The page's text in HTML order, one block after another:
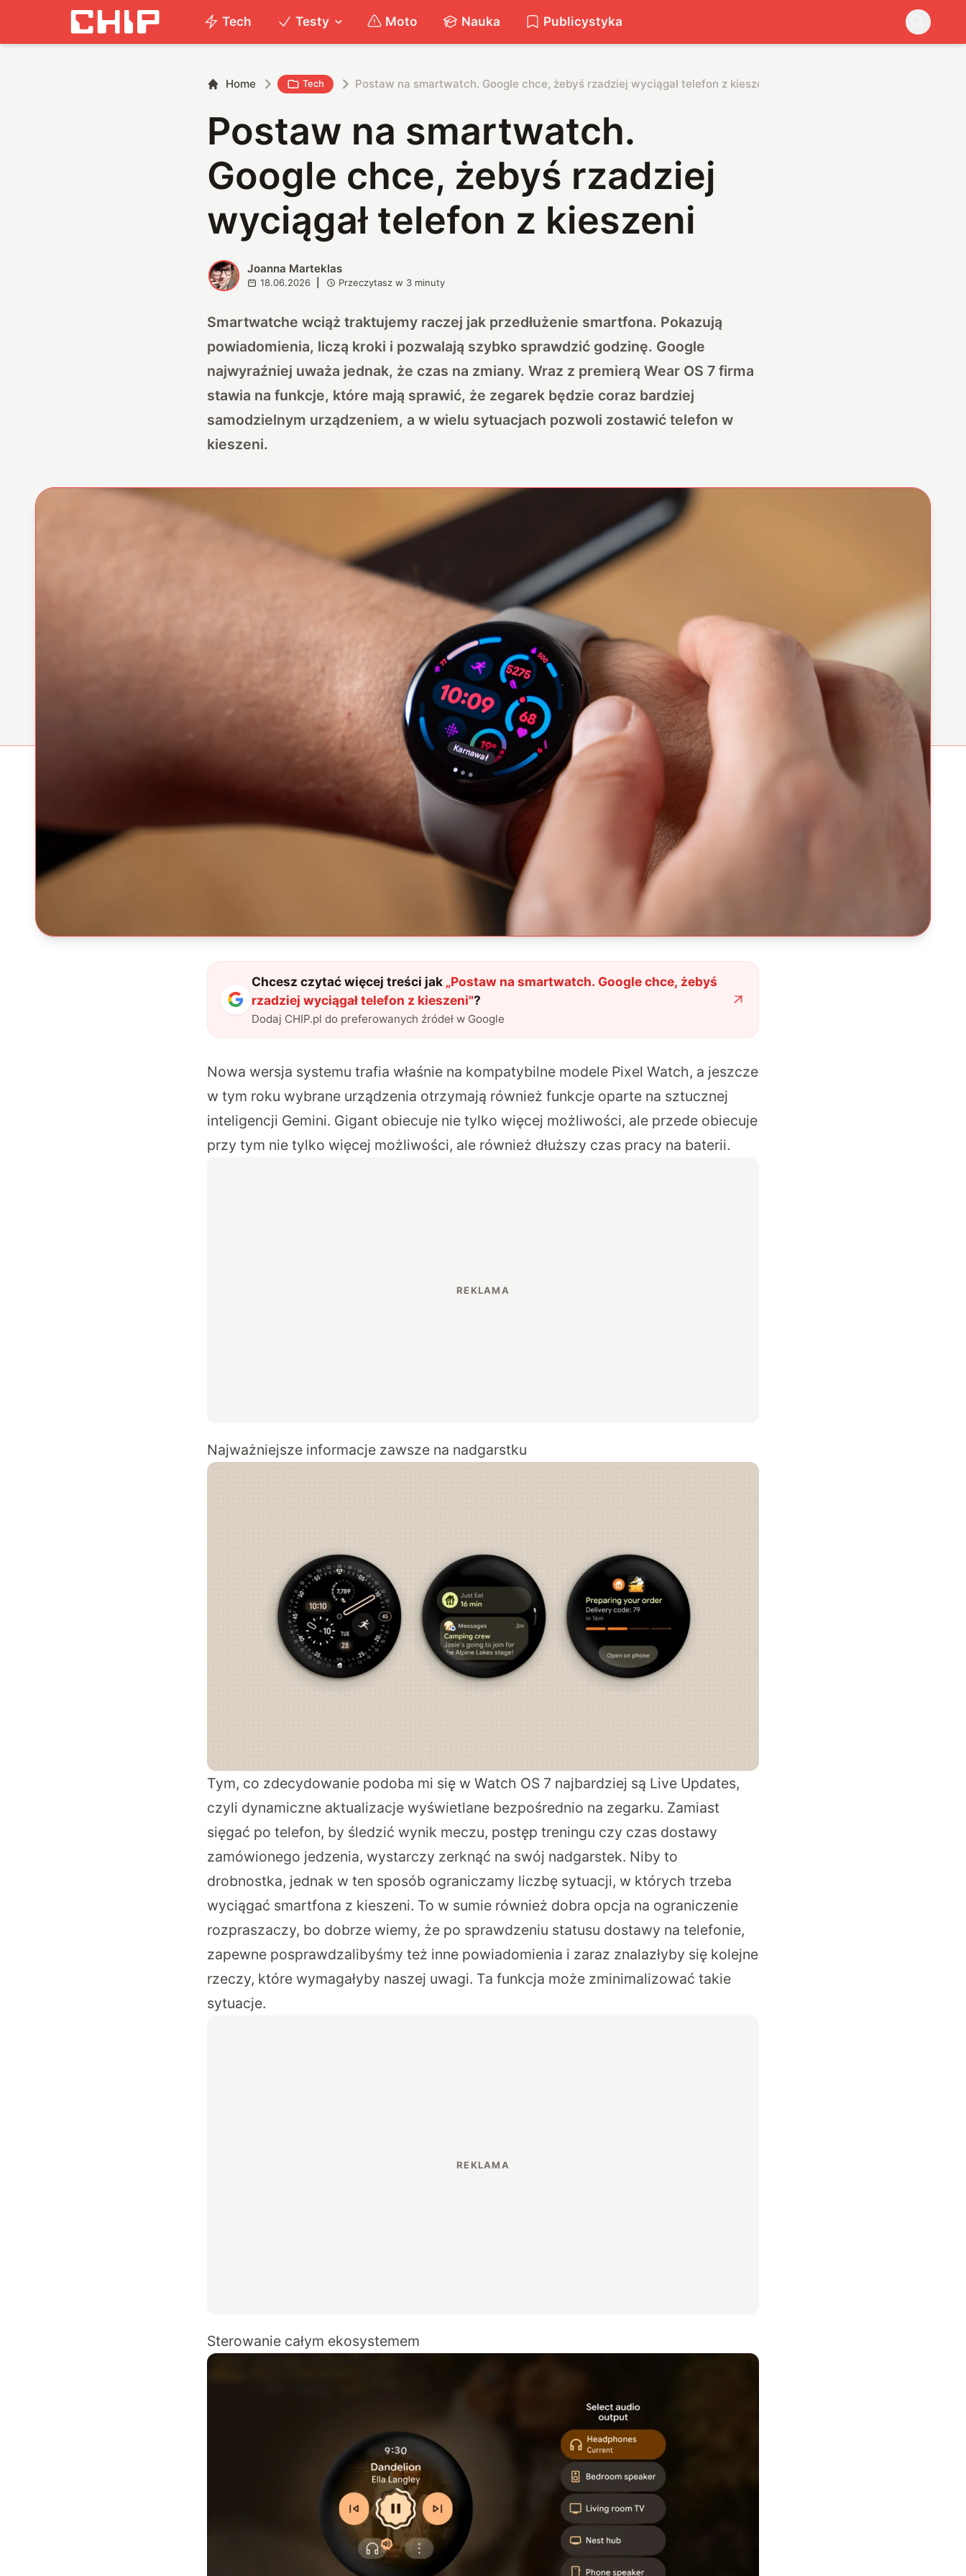
Tech Testy Moto Nauka Publicystyka
Home Tech Postaw na smartwatch. Google chce, żebyś rzadziej wyciągał telefon z kieszeni
Postaw na smartwatch.
Google chce, żebyś rzadziej
wyciągał telefon z kieszeni
J Joanna Marteklas
18.06.2026 Przeczytasz w 3 minuty
Smartwatche wciąż traktujemy raczej jak przedłużenie smartfona. Pokazują
powiadomienia, liczą kroki i pozwalają szybko sprawdzić godzinę. Google
najwyraźniej uważa jednak, że czas na zmiany. Wraz z premierą Wear OS 7 firma
stawia na funkcje, które mają sprawić, że zegarek będzie coraz bardziej
samodzielnym urządzeniem, a w wielu sytuacjach pozwoli zostawić telefon w
kieszeni.
Chcesz czytać więcej treści jak „Postaw na smartwatch. Google chce, żebyś
rzadziej wyciągał telefon z kieszeni"?
Dodaj CHIP.pl do preferowanych źródeł w Google
Nowa wersja systemu trafia właśnie na kompatybilne modele Pixel Watch, a jeszcze
w tym roku wybrane urządzenia otrzymają również funkcje oparte na sztucznej
inteligencji Gemini. Gigant obiecuje nie tylko więcej możliwości, ale przede obiecuje
przy tym nie tylko więcej możliwości, ale również dłuższy czas pracy na baterii.
Najważniejsze informacje zawsze na nadgarstku
Tym, co zdecydowanie podoba mi się w Watch OS 7 najbardziej są Live Updates,
czyli dynamiczne aktualizacje wyświetlane bezpośrednio na zegarku. Zamiast
sięgać po telefon, by śledzić wynik meczu, postęp treningu czy czas dostawy
zamówionego jedzenia, wystarczy zerknąć na swój nadgarstek. Niby to
drobnostka, jednak w ten sposób ograniczamy liczbę sytuacji, w których trzeba
wyciągać smartfona z kieszeni. To w sumie również dobra opcja na ograniczenie
rozpraszaczy, bo dobrze wiemy, że po sprawdzeniu statusu dostawy na telefonie,
zapewne posprawdzalibyśmy też inne powiadomienia i zaraz znalazłyby się kolejne
rzeczy, które wymagałyby naszej uwagi. Ta funkcja może zminimalizować takie
sytuacje.
Sterowanie całym ekosystemem